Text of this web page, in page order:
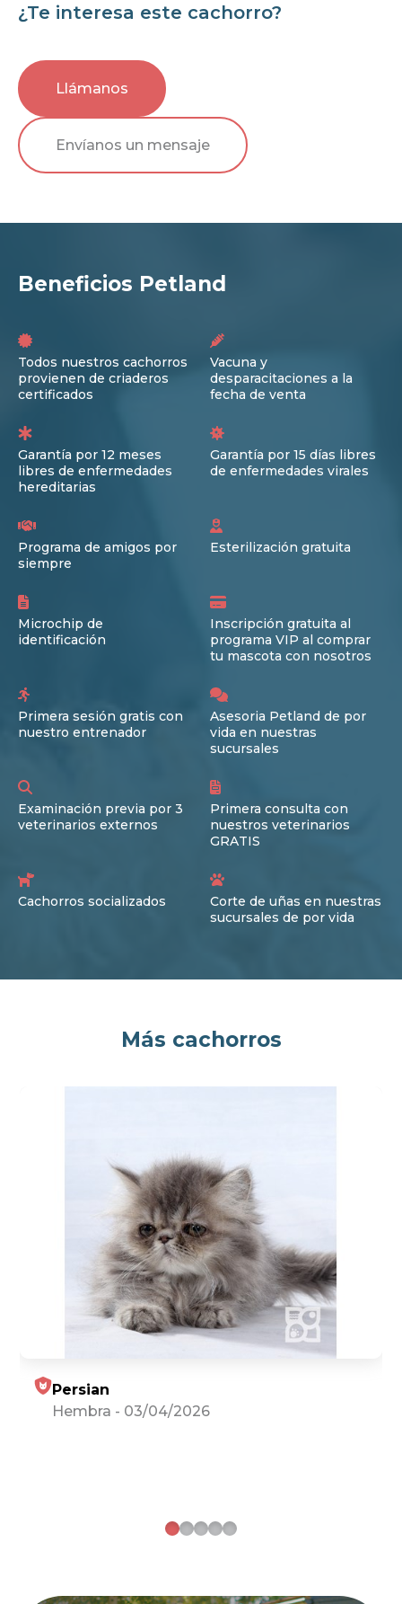
¿Te interesa este cachorro?
Llámanos
Envíanos un mensaje
Beneficios Petland
Todos nuestros cachorros
provienen de criaderos
certificados
Vacuna y
desparacitaciones a la
fecha de venta
Garantía por 12 meses
libres de enfermedades
hereditarias
Garantía por 15 días libres
de enfermedades virales
Programa de amigos por
siempre
Esterilización gratuita
Microchip de
identificación
Inscripción gratuita al
programa VIP al comprar
tu mascota con nosotros
Primera sesión gratis con
nuestro entrenador
Asesoria Petland de por
vida en nuestras
sucursales
Examinación previa por 3
veterinarios externos
Primera consulta con
nuestros veterinarios
GRATIS
Cachorros socializados
Corte de uñas en nuestras
sucursales de por vida
Más cachorros
Persian
Hembra - 03/04/2026